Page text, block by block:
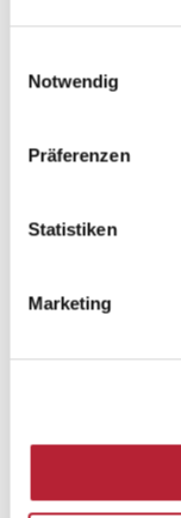
Notwendig
Präferenzen
Statistiken
Marketing
zählt unter
unser
Druck